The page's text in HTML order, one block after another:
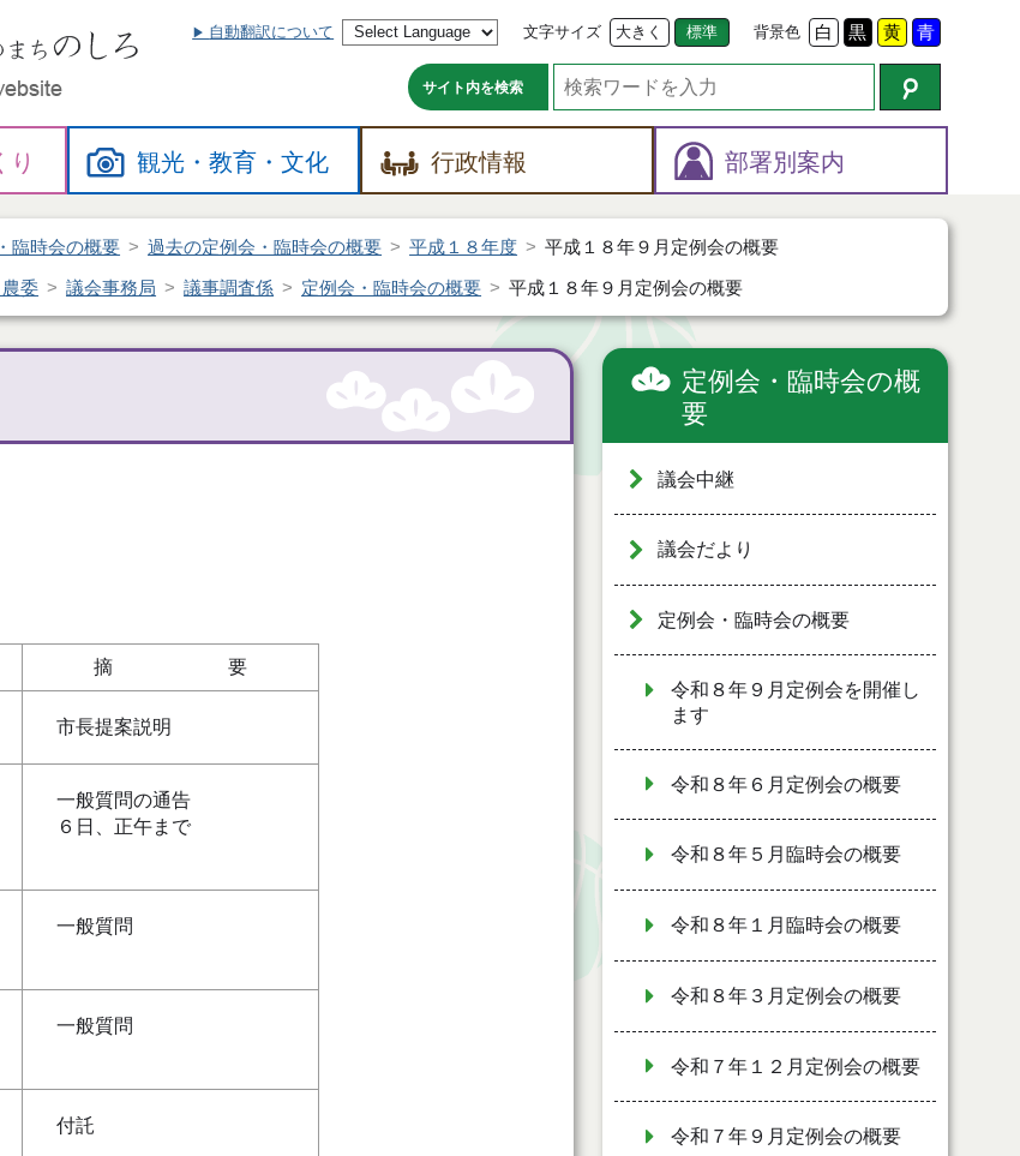
自動翻訳について 文字サイズ 大きく 標準 背景色 白 黒 黄 青
サイト内を検索
り 観光・教育・文化 行政情報 部署別案内
臨時会の概要 過去の定例会・臨時会の概要 平成１８年度 平成１８年９月定例会の概要
委 議会事務局 議事調査係 定例会・臨時会の概要 平成１８年９月定例会の概要
摘 要
市長提案説明
一般質問の通告
６日、正午まで
一般質問
一般質問
付託
定例会・臨時会の概
要
議会中継
議会だより
定例会・臨時会の概要
令和８年９月定例会を開催し
ます
令和８年６月定例会の概要
令和８年５月臨時会の概要
令和８年１月臨時会の概要
令和８年３月定例会の概要
令和７年１２月定例会の概要
令和７年９月定例会の概要